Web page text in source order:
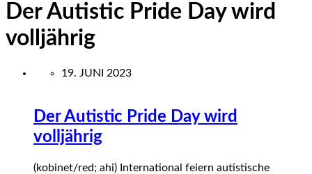
Der Autistic Pride Day wird
volljährig
19. JUNI 2023
Der Autistic Pride Day wird
volljährig
(kobinet/red; ahi) International feiern autistische